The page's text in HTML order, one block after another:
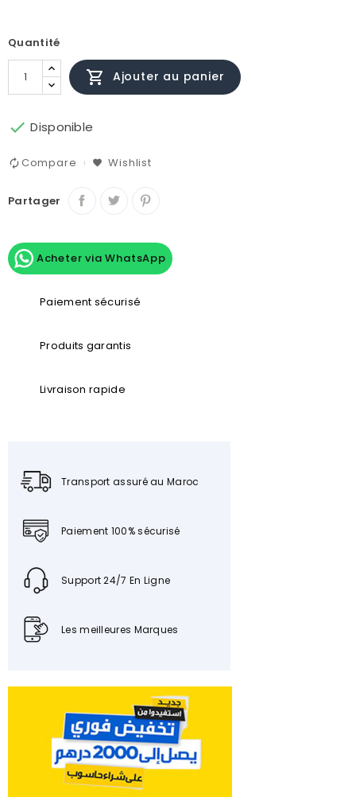
Quantité
 Ajouter au panier
 Disponible
Compare Wishlist
Partager
Acheter via WhatsApp
Paiement sécurisé
Produits garantis
Livraison rapide
Transport assuré au Maroc
Paiement 100% sécurisé
Support 24/7 En Ligne
Les meilleures Marques